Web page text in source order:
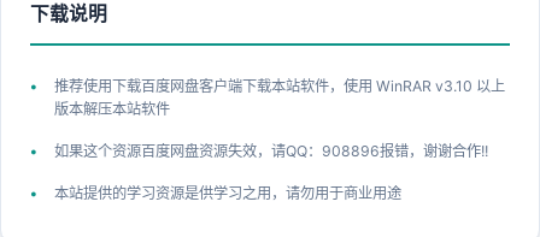
下载说明
推荐使用下载百度网盘客户端下载本站软件，使用 WinRAR v3.10 以上
版本解压本站软件
如果这个资源百度网盘资源失效，请QQ：908896报错，谢谢合作!!
本站提供的学习资源是供学习之用，请勿用于商业用途